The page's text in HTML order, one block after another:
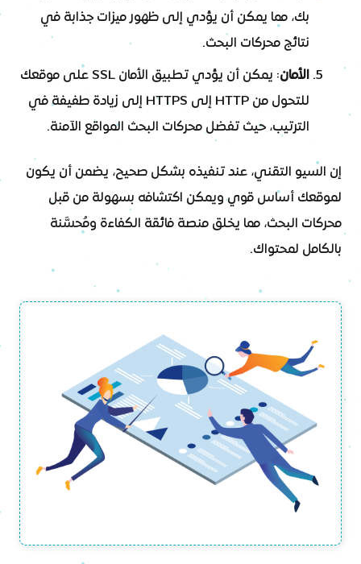
بك، مما يمكن أن يؤدي إلى ظهور ميزات جذابة في
نتائج محركات البحث.
الأمان
: يمكن أن يؤدي تطبيق الأمان SSL على موقعك
للتحول من HTTP إلى HTTPS إلى زيادة طفيفة في
الترتيب، حيث تفضل محركات البحث المواقع الآمنة.
إن السيو التقني، عند تنفيذه بشكل صحيح، يضمن أن يكون
لموقعك أساس قوي ويمكن اكتشافه بسهولة من قبل
محركات البحث، مما يخلق منصة فائقة الكفاءة ومُحسَّنة
بالكامل لمحتواك.